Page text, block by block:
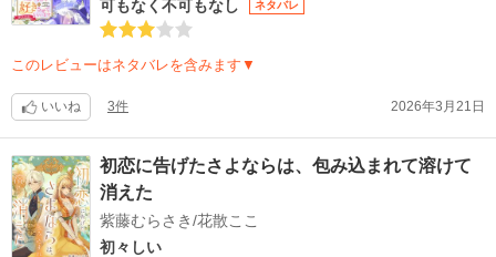
可もなく不可もなし
ネタバレ
このレビューはネタバレを含みます▼
いいね 3件 2026年3月21日
初恋に告げたさよならは、包み込まれて溶けて
消えた
紫藤むらさき/花散ここ
初々しい